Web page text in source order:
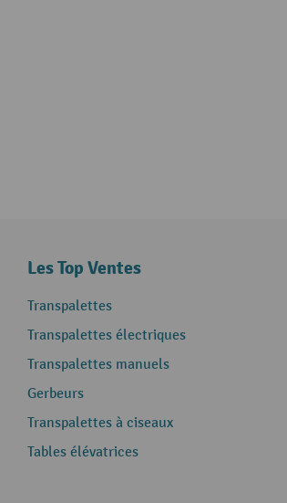
Les Top Ventes
Transpalettes
Transpalettes électriques
Transpalettes manuels
Gerbeurs
Transpalettes à ciseaux
Tables élévatrices